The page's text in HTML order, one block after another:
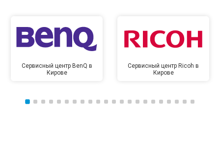
Сервисный центр BenQ в
Кирове
Сервисный центр Ricoh в
Кирове